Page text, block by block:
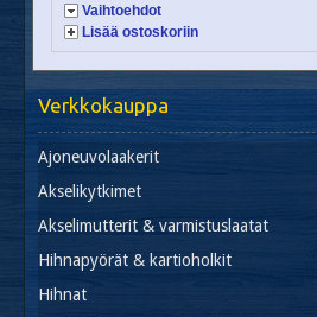
Vaihtoehdot
Lisää ostoskoriin
Verkkokauppa
Ajoneuvolaakerit
Akselikytkimet
Akselimutterit & varmistuslaatat
Hihnapyörät & kartioholkit
Hihnat